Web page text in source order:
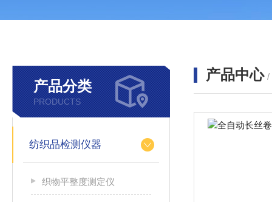
产品分类
PRODUCTS
纺织品检测仪器
织物平整度测定仪
产品中心 /